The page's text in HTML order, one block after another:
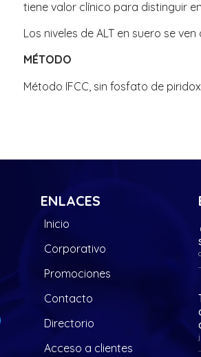
tiene valor clínico para distinguir
Los niveles de ALT en suero se
MÉTODO
Método IFCC, sin fosfato de
ENLACES
Inicio
Corporativo
Promociones
Contacto
Directorio
Acceso a clientes